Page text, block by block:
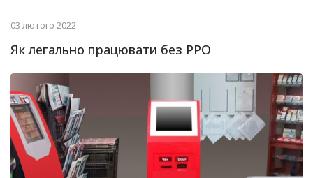
03 лютого 2022
Як легально працювати без РРО